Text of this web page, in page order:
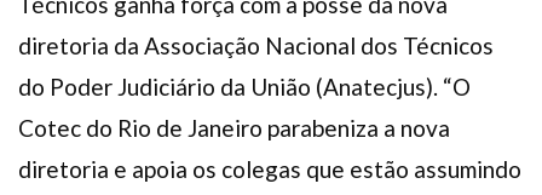
diretoria da Associação Nacional dos Técnicos
do Poder Judiciário da União (Anatecjus). “O
Cotec do Rio de Janeiro parabeniza a nova
diretoria e apoia os colegas que estão assumindo